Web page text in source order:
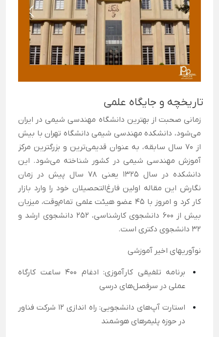
تاریخچه و جایگاه علمی
زمانی صحبت از بهترین دانشگاه مهندسی شیمی در ایران
می‌شود، دانشکده مهندسی شیمی دانشگاه تهران با بیش
از ۷۰ سال سابقه، به عنوان قدیمی‌ترین و بزرگترین مرکز
آموزش مهندسی شیمی در کشور شناخته می‌شود. این
دانشکده در سال ۱۳۲۵ یعنی ۷۸ سال پیش در زمان
نگارش این مقاله اولین فارغ‌التحصیلان خود را وارد بازار
کار کرد و امروز با ۴۵ عضو هیئت علمی تمام‌وقت، میزبان
بیش از ۶۰۰ دانشجوی کارشناسی، ۲۵۲ دانشجوی ارشد و
۳۲ دانشجوی دکتری است.
نوآوریهای اخیر آموزشی
برنامه تلفیقی کارآموزی: ادغام ۴۰۰ ساعت کارگاه
عملی در سرفصل‌های درسی
استارت آپ‌های دانشجویی: راه اندازی ۱۲ شرکت فناور
در حوزه پلیمرهای هوشمند